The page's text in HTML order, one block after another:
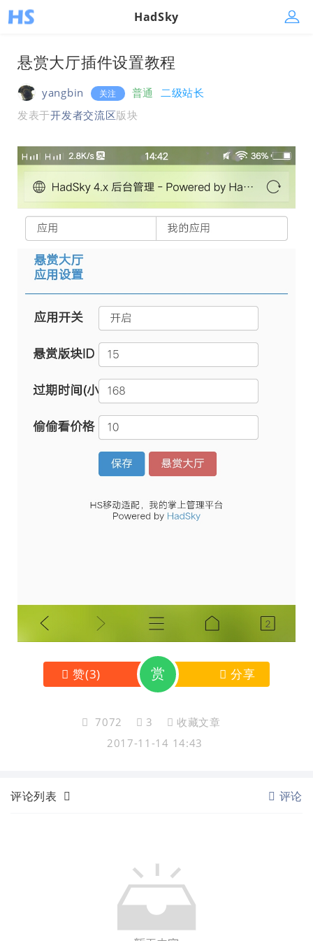
HadSky
悬赏大厅插件设置教程
yangbin 关注 普通
二级站长
发表于开发者交流区版块
赞(3) 赏 分享
7072 3
收藏文章
2017-11-14 14:43
评论列表 评论